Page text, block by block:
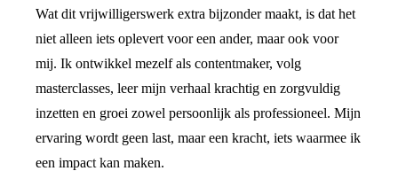
Wat dit vrijwilligerswerk extra bijzonder maakt, is dat het
niet alleen iets oplevert voor een ander, maar ook voor
mij. Ik ontwikkel mezelf als contentmaker, volg
masterclasses, leer mijn verhaal krachtig en zorgvuldig
inzetten en groei zowel persoonlijk als professioneel. Mijn
ervaring wordt geen last, maar een kracht, iets waarmee ik
een impact kan maken.